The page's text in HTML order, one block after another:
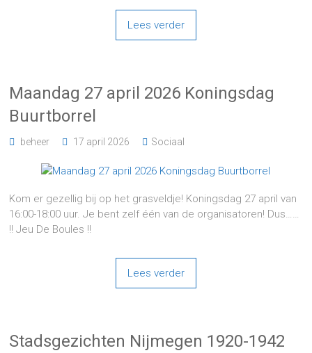
Lees verder
Maandag 27 april 2026 Koningsdag
Buurtborrel
beheer 17 april 2026 Sociaal
Kom er gezellig bij op het grasveldje! Koningsdag 27 april van
16:00-18:00 uur. Je bent zelf één van de organisatoren! Dus……
!! Jeu De Boules !!
Lees verder
Stadsgezichten Nijmegen 1920-1942